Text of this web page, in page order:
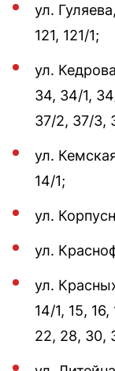
ул.
121, 121/1;
ул.
34, 34/1,
37/2, 37/3,
ул.
14/1;
ул.
ул.
ул.
14/1, 15, 16,
22, 28, 30,